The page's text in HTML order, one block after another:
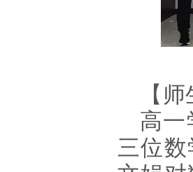
【
高
三位